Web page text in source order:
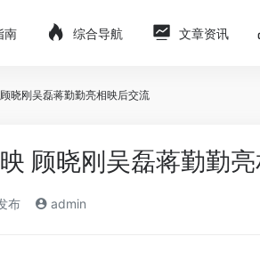
南 综合导航 文章资讯
顾晓刚吴磊蒋勤勤亮相映后交流
映 顾晓刚吴磊蒋勤勤
布 admin